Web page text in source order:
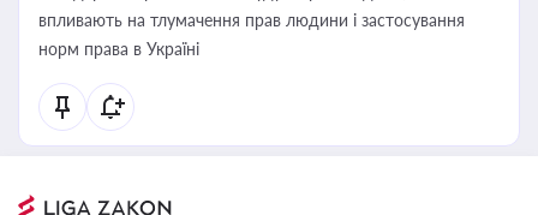
впливають на тлумачення прав людини і застосування
норм права в Україні